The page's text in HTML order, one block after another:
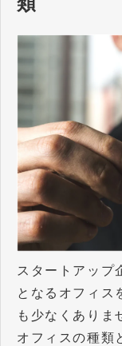
スタートアップ
となるオフィス
も少なくありま
オフィスの種類